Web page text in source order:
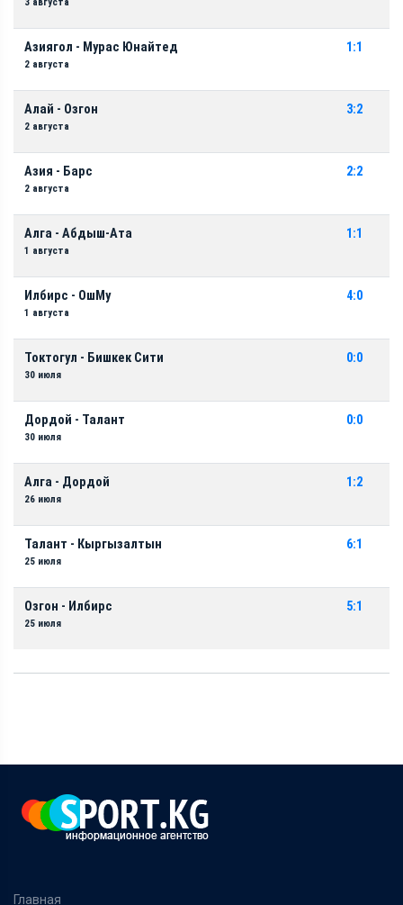
Азиягол - Мурас Юнайтед
2 августа
1:1
Алай - Озгон
2 августа
3:2
Азия - Барс
2 августа
2:2
Алга - Абдыш-Ата
1 августа
1:1
Илбирс - ОшМу
1 августа
4:0
Токтогул - Бишкек Сити
30 июля
0:0
Дордой - Талант
30 июля
0:0
Алга - Дордой
26 июля
1:2
Талант - Кыргызалтын
25 июля
6:1
Озгон - Илбирс
25 июля
5:1
Главная